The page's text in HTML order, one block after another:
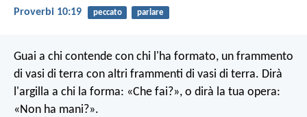
Proverbi 10:19 peccato parlare
Guai a chi contende con chi l'ha formato, un frammento
di vasi di terra con altri frammenti di vasi di terra. Dirà
l'argilla a chi la forma: «Che fai?», o dirà la tua opera:
«Non ha mani?».